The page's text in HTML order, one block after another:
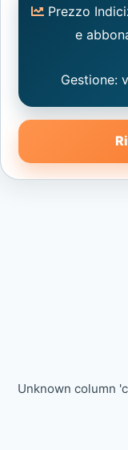
Prezzo
e
Gestione:
Unknown column